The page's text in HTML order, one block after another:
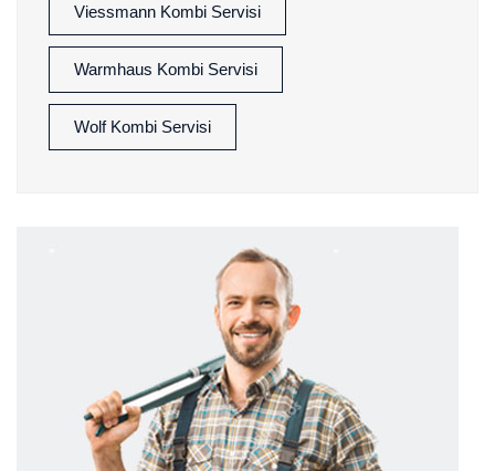
Viessmann Kombi Servisi
Warmhaus Kombi Servisi
Wolf Kombi Servisi